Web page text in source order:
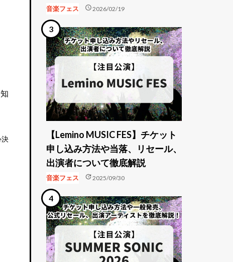
決
音楽フェス schedule2026/02/19
【Lemino MUSIC FES】チケット
申し込み方法や当落、リセール、
出演者について徹底解説
音楽フェス update2025/09/30